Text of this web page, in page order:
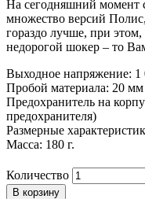
На сегодняшний момент
множество версий
гораздо лучше, при
недорогой шокер – то
Выходное напряжение: 1
Пробой материала: 20 мм
Предохранитель на
предохранителя)
Размерные
Масса: 180 г.
Количество
В корзину